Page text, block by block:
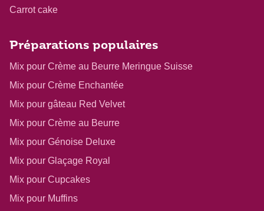
Carrot cake
Préparations populaires
Mix pour Crème au Beurre Meringue Suisse
Mix pour Crème Enchantée
Mix pour gâteau Red Velvet
Mix pour Crème au Beurre
Mix pour Génoise Deluxe
Mix pour Glaçage Royal
Mix pour Cupcakes
Mix pour Muffins